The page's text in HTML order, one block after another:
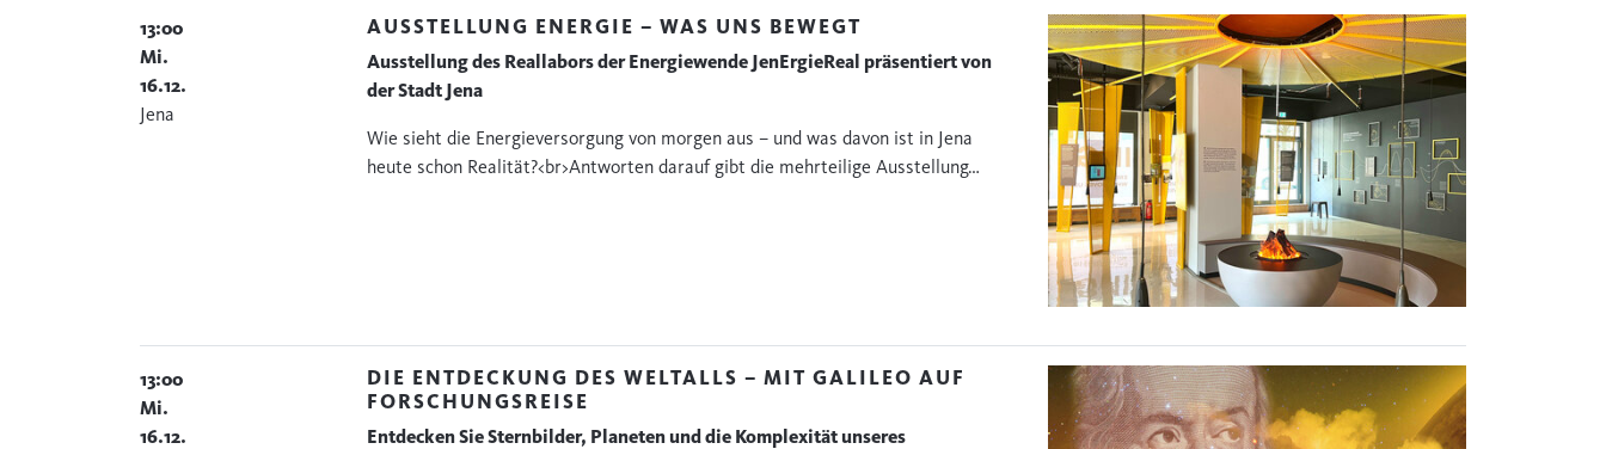
13:00
Mi.
16.12.
Jena
AUSSTELLUNG ENERGIE – WAS UNS BEWEGT
Ausstellung des Reallabors der Energiewende JenErgieReal präsentiert von
der Stadt Jena
Wie sieht die Energieversorgung von morgen aus – und was davon ist in Jena
heute schon Realität?<br>Antworten darauf gibt die mehrteilige Ausstellung…
13:00
Mi.
16.12.
DIE ENTDECKUNG DES WELTALLS – MIT GALILEO AUF
FORSCHUNGSREISE
Entdecken Sie Sternbilder, Planeten und die Komplexität unseres